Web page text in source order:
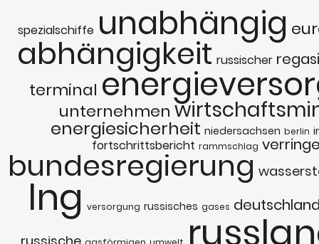
spezialschiffe unabhängig
abhängigkeit russischer
terminal
unternehmen
energiesicherheit niedersachsen berlin
fortschrittsbericht rammschlag
bundesregierung
lng versorgung russisches gases